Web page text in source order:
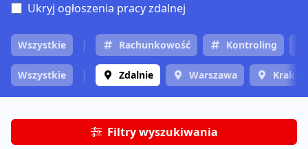
Ukryj ogłoszenia pracy zdalnej
Wszystkie Rachunkowość Kontroling
Wszystkie Zdalnie Warszawa
Filtry wyszukiwania